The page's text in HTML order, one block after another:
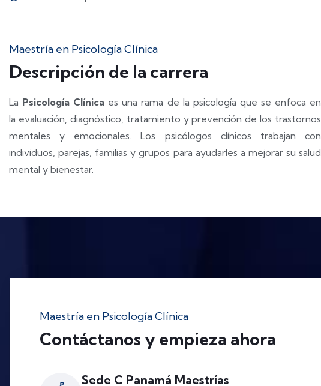
Maestría en Psicología Clínica
Descripción de la carrera
La Psicología Clínica es una rama de la psicología que se enfoca en
la evaluación, diagnóstico, tratamiento y prevención de los trastornos
mentales y emocionales. Los psicólogos clínicos trabajan con
individuos, parejas, familias y grupos para ayudarles a mejorar su salud
mental y bienestar.
Maestría en Psicología Clínica
Contáctanos y empieza ahora
Sede C Panamá Maestrías